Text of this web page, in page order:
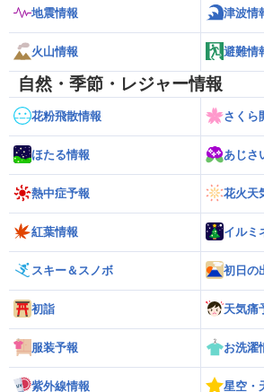
地震情報 津波情
火山情報 避難情
自然・季節・レジャー情報
花粉飛散情報 さくら
ほたる情報 あじさ
熱中症予報 花火天
紅葉情報 イルミ
スキー＆スノボ 初日の
初詣 天気痛
服装予報 お洗濯
紫外線情報 星空・